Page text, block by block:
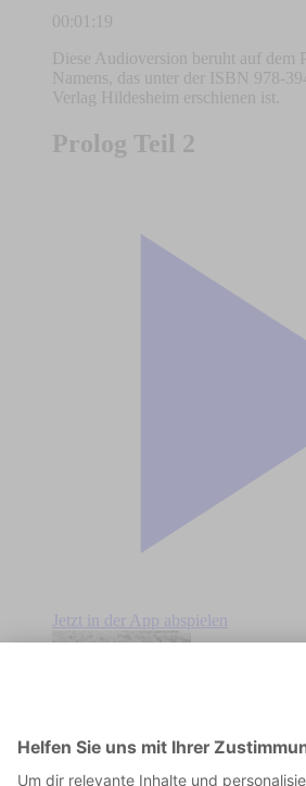
00:01:19
Diese Audioversion beruht auf dem
Namens, das unter der ISBN 978-
Verlag Hildesheim erschienen ist.
Prolog Teil 2
Jetzt in der App abspielen